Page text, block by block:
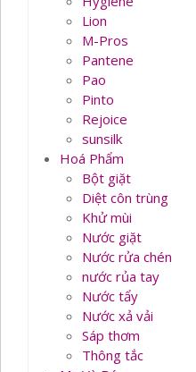
Lion
M-Pros
Pantene
Pao
Pinto
Rejoice
sunsilk
Hoá Phẩm
Bột giặt
Diệt côn trùng
Khử mùi
Nước giặt
Nước rửa chén
nước rủa tay
Nước tẩy
Nước xả vải
Sáp thơm
Thông tắc